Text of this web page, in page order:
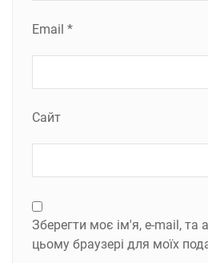
Email *
Сайт
Зберегти моє ім'я, e-mail, та
цьому браузері для моїх